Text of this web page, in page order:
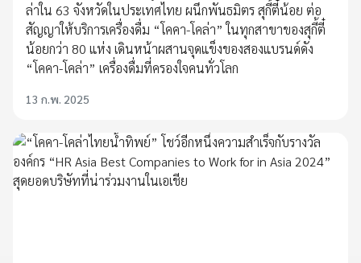
ล่าใน 63 จังหวัดในประเทศไทย ผนึกพันธมิตร สุกี้ตี๋น้อย ต่อ
สัญญาให้บริการเครื่องดื่ม “โคคา-โคล่า” ในทุกสาขาของสุกี้ตี๋
น้อยกว่า 80 แห่ง เดินหน้าผสานจุดแข็งของสองแบรนด์ดัง
“โคคา-โคล่า” เครื่องดื่มที่ครองใจคนทั่วโลก
13 ก.พ. 2025